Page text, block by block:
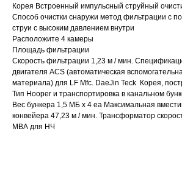
Корея Встроенный импульсный струйный
Способ очистки снаружи метод фильтрации с
струи с высоким давлением внутри
Расположите 4 камеры
Площадь фильтрации
Скорость фильтрации 1,23 м / мин.
двигателя ACS (автоматическая
материала) для LF Mfc. DaeJin Teck Корея,
Тип Hooper и транспортировка в канальном
Вес бункера 1,5 МБ x 4 ea Максимальная
конвейера 47,23 м / мин. Трансформатор
МВА для НЧ